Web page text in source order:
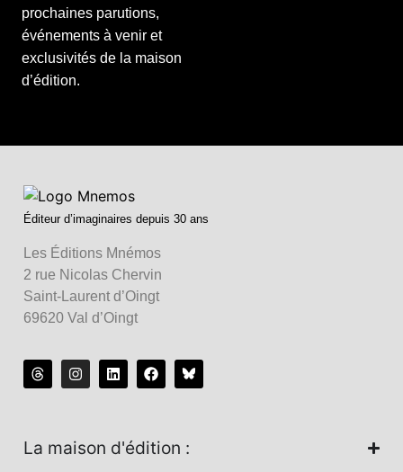
prochaines parutions,
événements à venir et
exclusivités de la maison
d’édition.
Éditeur d’imaginaires depuis 30 ans
Les Éditions Mnémos
2 rue Nicolas Chervin
Saint-Laurent d’Oingt
69620 Val d’Oingt
La maison d'édition :